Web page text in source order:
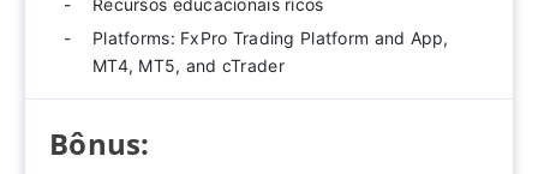
Recursos educacionais ricos
Platforms: FxPro Trading Platform and App,
MT4, MT5, and cTrader
Bônus: